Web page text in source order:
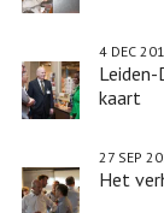
kaart
4 DEC
Het
27 SEP